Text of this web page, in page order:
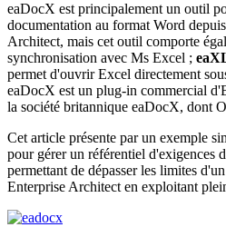
eaDocX est principalement un outil
documentation au format Word
Architect, mais cet outil comporte
synchronisation avec Ms Excel ;
permet d'ouvrir Excel directement
eaDocX est un plug-in commercial
la société britannique eaDocX, dont
Cet article présente par un exemple
pour gérer un référentiel d'exigences
permettant de dépasser les limites
Enterprise Architect en exploitant